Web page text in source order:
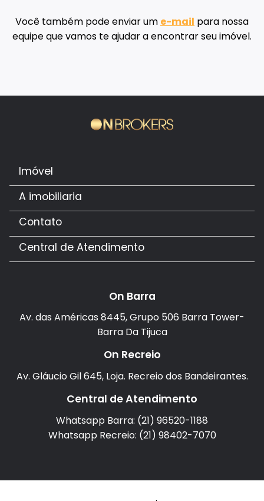
Você também pode enviar um e-mail para nossa
equipe que vamos te ajudar a encontrar seu imóvel.
Imóvel
A imobiliaria
Contato
Central de Atendimento
On Barra
Av. das Américas 8445, Grupo 506 Barra Tower-
Barra Da Tijuca
On Recreio
Av. Gláucio Gil 645, Loja. Recreio dos Bandeirantes.
Central de Atendimento
Whatsapp Barra: (21) 96520-1188
Whatsapp Recreio: (21) 98402-7070